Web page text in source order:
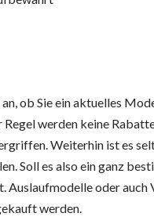
ob Sie ein aktuelles
werden keine
Weiterhin ist es
Soll es also ein ganz
oder auch
werden.